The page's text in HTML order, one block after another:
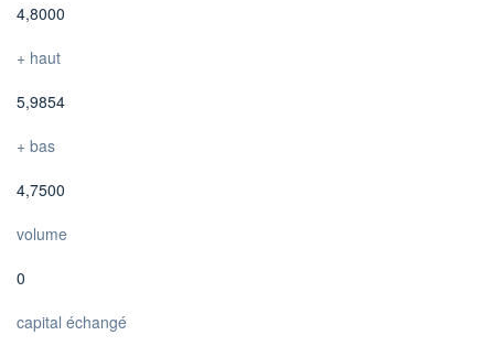
4,8000
+ haut
5,9854
+ bas
4,7500
volume
0
capital échangé